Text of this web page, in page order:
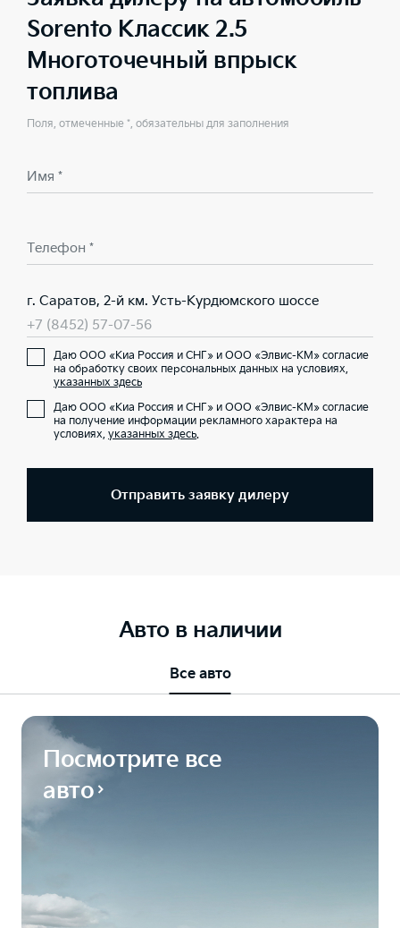
Sorento Классик 2.5
Многоточечный впрыск
топлива
Поля, отмеченные *, обязательны для заполнения
Имя *
Телефон *
г. Саратов, 2-й км. Усть-Курдюмского шоссе
+7 (8452) 57-07-56
Даю ООО «Киа Россия и СНГ» и ООО «Элвис-КМ» согласие
на обработку своих персональных данных на условиях,
указанных здесь
Даю ООО «Киа Россия и СНГ» и ООО «Элвис-КМ» согласие
на получение информации рекламного характера на
условиях, указанных здесь.
Отправить заявку дилеру
Авто в наличии
Все авто
Посмотрите все
авто